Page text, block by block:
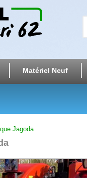
Matériel Neuf
Jagoda